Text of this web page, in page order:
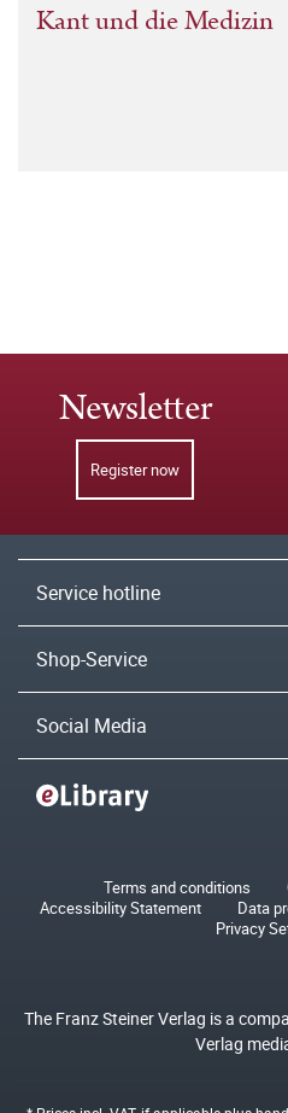
Kant und die Medizin
Newsletter
Register now
Service hotline
Shop-Service
Social Media
Terms and conditions
Accessibility Statement
Data
Privacy
The Franz Steiner Verlag is a
Verlag